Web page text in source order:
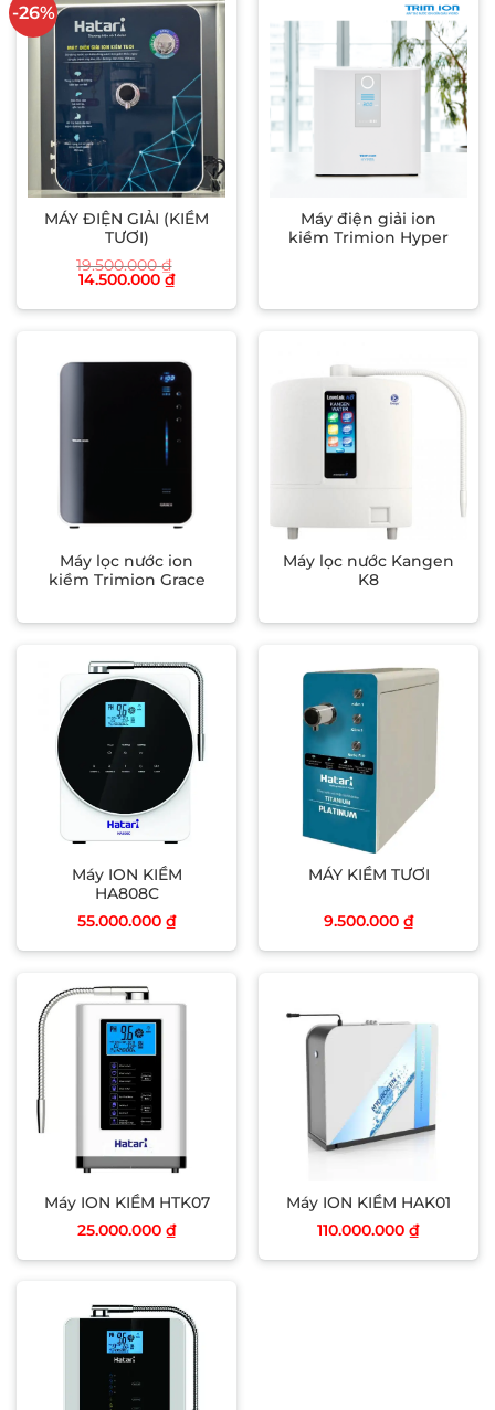
-26%
MÁY ĐIỆN GIẢI (KIỀM
TƯƠI)
19.500.000₫
Giá
là:
14.500.000 ₫Giá
hiện
tại
Máy điện giải ion
kiềm Trimion Hyper
Máy lọc nước ion
kiềm Trimion Grace
Máy lọc nước Kangen
K8
Máy ION KIỀM
HA808C
55.000.000 ₫
MÁY KIỀM TƯƠI
9.500.000 ₫
Máy ION KIỀM HTK07
25.000.000 ₫
Máy ION KIỀM HAK01
110.000.000 ₫